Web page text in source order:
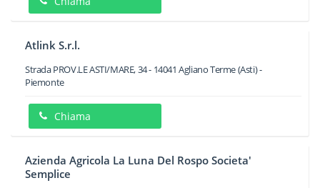
Atlink S.r.l.
Strada PROV.LE ASTI/MARE, 34- 14041 Agliano Terme(Asti) -
Piemonte
Chiama
Azienda Agricola La Luna Del Rospo Societa'
Semplice